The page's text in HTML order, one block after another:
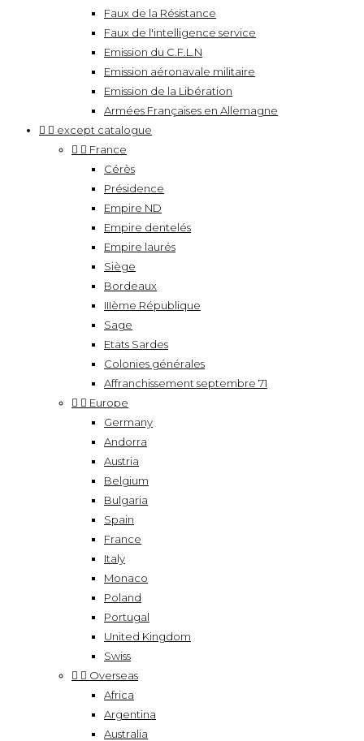
Faux de la Résistance
Faux de l'intelligence service
Emission du C.F.L.N
Emission aéronavale militaire
Emission de la Libération
Armées Françaises en Allemagne
  except catalogue
  France
Cérès
Présidence
Empire ND
Empire dentelés
Empire laurés
Siège
Bordeaux
IIIème République
Sage
Etats Sardes
Colonies générales
Affranchissement septembre 71
  Europe
Germany
Andorra
Austria
Belgium
Bulgaria
Spain
France
Italy
Monaco
Poland
Portugal
United Kingdom
Swiss
  Overseas
Africa
Argentina
Australia